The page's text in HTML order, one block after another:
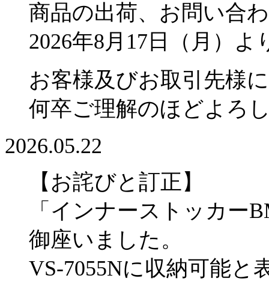
商品の出荷、お問い合
2026年8月17日（月）
お客様及びお取引先様
何卒ご理解のほどよろ
2026.05.22
【お詫びと訂正】
「インナーストッカー
御座いました。
VS-7055Nに収納可能と